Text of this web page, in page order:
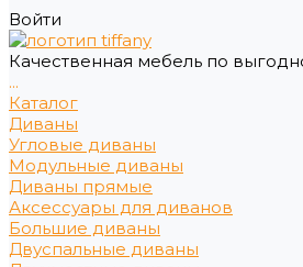
Войти
Качественная мебель по
...
Каталог
Диваны
Угловые диваны
Модульные диваны
Диваны прямые
Аксессуары для диванов
Большие диваны
Двуспальные диваны